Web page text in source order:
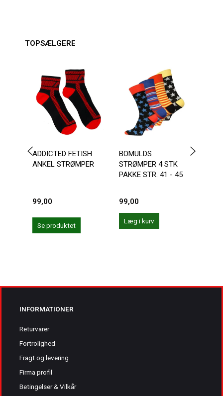
TOPSÆLGERE
ADDICTED FETISH
ANKEL STRØMPER
99,00
Se produktet
BOMULDS
STRØMPER 4 STK
PAKKE STR. 41 - 45
99,00
Læg i kurv
INFORMATIONER
Returvarer
Fortrolighed
Fragt og levering
Firma profil
Betingelser & Vilkår